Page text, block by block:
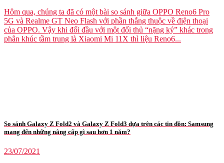
Hôm qua, chúng ta đã có một bài so sánh giữa OPPO Reno6 Pro
5G và Realme GT Neo Flash với phần thắng thuộc về điện thoại
của OPPO. Vậy khi đối đầu với một đối thủ “nặng ký” khác trong
phân khúc tầm trung là Xiaomi Mi 11X thì liệu Reno6...
So sánh Galaxy Z Fold2 và Galaxy Z Fold3 dựa trên các tin đồn: Samsung
mang đến những nâng cấp gì sau hơn 1 năm?
23/07/2021